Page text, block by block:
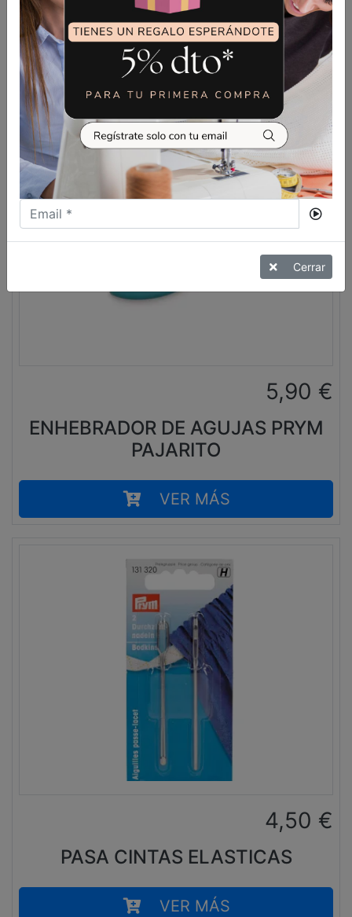
ERGONOMICO
VER MÁS
5,90 €
ENHEBRADOR DE AGUJAS PRYM
PAJARITO
VER MÁS
4,50 €
PASA CINTAS ELASTICAS
VER MÁS
Cerrar